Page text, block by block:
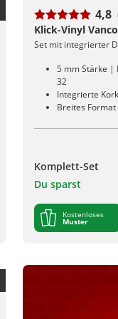
4,8
Klick-Vinyl
Set mit integrierter
5 mm Stärke |
32
Integrierte
Breites
Komplett-Set
Du sparst
Kostenloses
Muster